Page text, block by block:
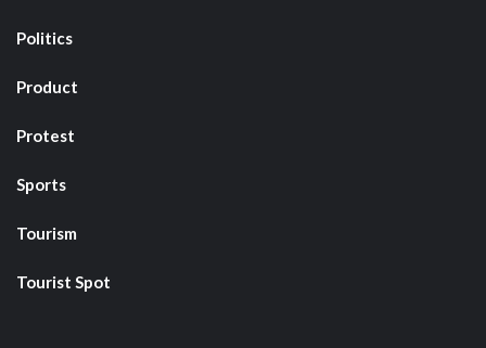
Politics
Product
Protest
Sports
Tourism
Tourist Spot